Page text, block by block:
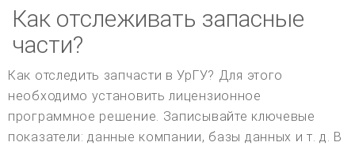
Как отслеживать запасные
части?
Как отследить запчасти в УрГУ? Для этого
необходимо установить лицензионное
программное решение. Записывайте ключевые
показатели: данные компании, базы данных и т. д. В